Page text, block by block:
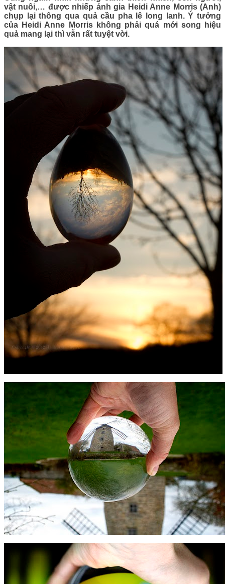
vật nuôi,… được nhiếp ảnh gia Heidi Anne Morris (Anh)
chụp lại thông qua quả cầu pha lê long lanh. Ý tưởng
của Heidi Anne Morris không phải quá mới song hiệu
quả mang lại thì vẫn rất tuyệt vời.